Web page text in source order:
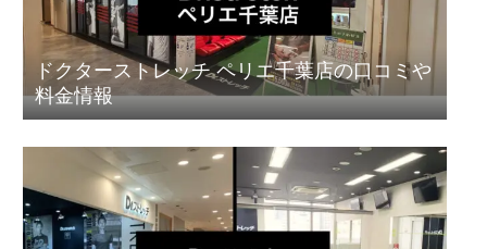
ドクターストレッチ ペリエ千葉店の口コミや
料金情報